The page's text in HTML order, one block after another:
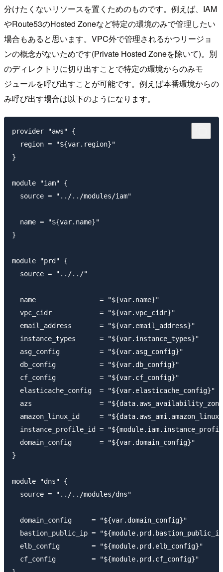
分けたくないリソースを置くためのものです。例えば、IAM
やRoute53のHosted Zoneなど特定の環境のみで管理したい
場合もあると思います。VPC外で管理されるかつリージョ
ンの概念がないためです(Private Hosted Zoneを除いて)。別
のディレクトリに切り出すことで特定の環境からのみモ
ジュールを呼び出すことが可能です。例えば本番環境からの
み呼び出す場合は以下のようになります。
provider "aws" {
  region = "${var.region}"
}
module "iam" {
  source = "../../modules/iam"
  name = "${var.name}"
}
module "prd" {
  source = "../../"
  name                = "${var.name}"
  vpc_cidr            = "${var.vpc_cidr}"
  email_address       = "${var.email_address}"
  instance_types      = "${var.instance_types}"
  asg_config          = "${var.asg_config}"
  db_config           = "${var.db_config}"
  cf_config           = "${var.cf_config}"
  elasticache_config  = "${var.elasticache_config}"
azs                 =
amazon_linux_id     =
instance_profile_id =
  domain_config       = "${var.domain_config}"
}
module "dns" {
  source = "../../modules/dns"
  domain_config     = "${var.domain_config}"
bastion_public_ip =
  elb_config        = "${module.prd.elb_config}"
  cf_config         = "${module.prd.cf_config}"